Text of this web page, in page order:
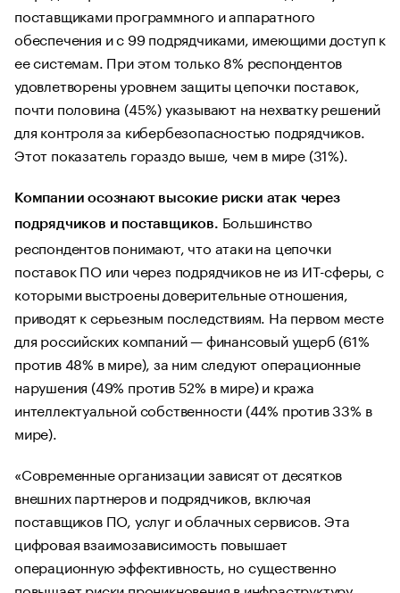
поставщиками программного и аппаратного
обеспечения и с 99 подрядчиками, имеющими доступ к
ее системам. При этом только 8% респондентов
удовлетворены уровнем защиты цепочки поставок,
почти половина (45%) указывают на нехватку решений
для контроля за кибербезопасностью подрядчиков.
Этот показатель гораздо выше, чем в мире (31%).
Компании осознают высокие риски атак через
подрядчиков и поставщиков. Большинство
респондентов понимают, что атаки на цепочки
поставок ПО или через подрядчиков не из ИТ-сферы, с
которыми выстроены доверительные отношения,
приводят к серьезным последствиям. На первом месте
для российских компаний — финансовый ущерб (61%
против 48% в мире), за ним следуют операционные
нарушения (49% против 52% в мире) и кража
интеллектуальной собственности (44% против 33% в
мире).
«Современные организации зависят от десятков
внешних партнеров и подрядчиков, включая
поставщиков ПО, услуг и облачных сервисов. Эта
цифровая взаимозависимость повышает
операционную эффективность, но существенно